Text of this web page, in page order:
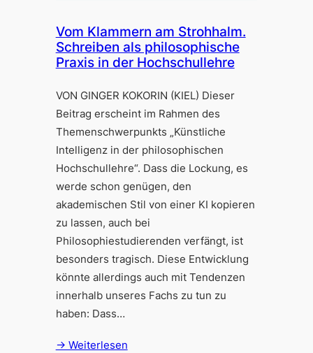
Vom Klammern am Strohhalm.
Schreiben als philosophische
Praxis in der Hochschullehre
VON GINGER KOKORIN (KIEL) Dieser
Beitrag erscheint im Rahmen des
Themenschwerpunkts „Künstliche
Intelligenz in der philosophischen
Hochschullehre“. Dass die Lockung, es
werde schon genügen, den
akademischen Stil von einer KI kopieren
zu lassen, auch bei
Philosophiestudierenden verfängt, ist
besonders tragisch. Diese Entwicklung
könnte allerdings auch mit Tendenzen
innerhalb unseres Fachs zu tun zu
haben: Dass…
→ Weiterlesen